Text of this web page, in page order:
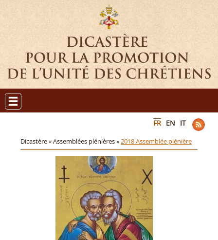
FR EN IT
Dicastère »Assemblées plénières »2018 Assemblée plénière